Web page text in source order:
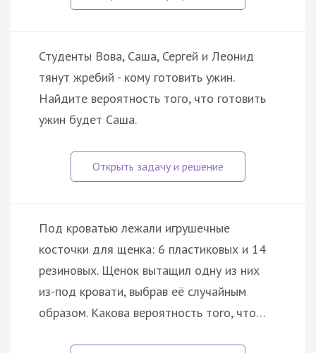
Студенты Вова, Саша, Сергей и Леонид
тянут жребий - кому готовить ужин.
Найдите вероятность того, что готовить
ужин будет Саша.
Под кроватью лежали игрушечные
косточки для щенка: 6 пластиковых и 14
резиновых. Щенок вытащил одну из них
из-под кровати, выбрав её случайным
образом. Какова вероятность того, что…